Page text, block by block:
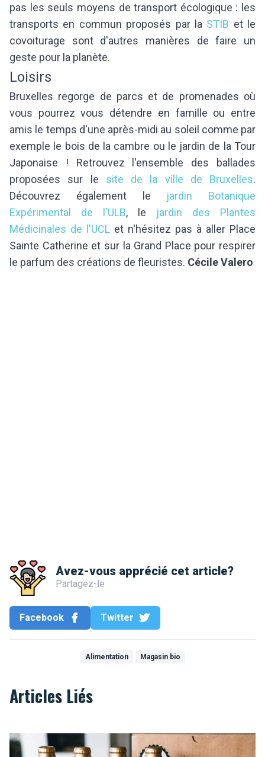
pas les seuls moyens de transport écologique : les
transports en commun proposés par la STIB et le
covoiturage sont d'autres manières de faire un
geste pour la planète.
Loisirs
Bruxelles regorge de parcs et de promenades où
vous pourrez vous détendre en famille ou entre
amis le temps d'une après-midi au soleil comme par
exemple le bois de la cambre ou le jardin de la Tour
Japonaise ! Retrouvez l'ensemble des ballades
proposées sur le site de la ville de Bruxelles.
Découvrez également le jardin Botanique
Expérimental de l'ULB, le jardin des Plantes
Médicinales de l'UCL et n'hésitez pas à aller Place
Sainte Catherine et sur la Grand Place pour respirer
le parfum des créations de fleuristes. Cécile Valero
Avez-vous apprécié cet article?
Partagez-le
Facebook Twitter
Alimentation Magasin bio
Articles Liés
Nos 11 bons plans pour commander des bières artisanales